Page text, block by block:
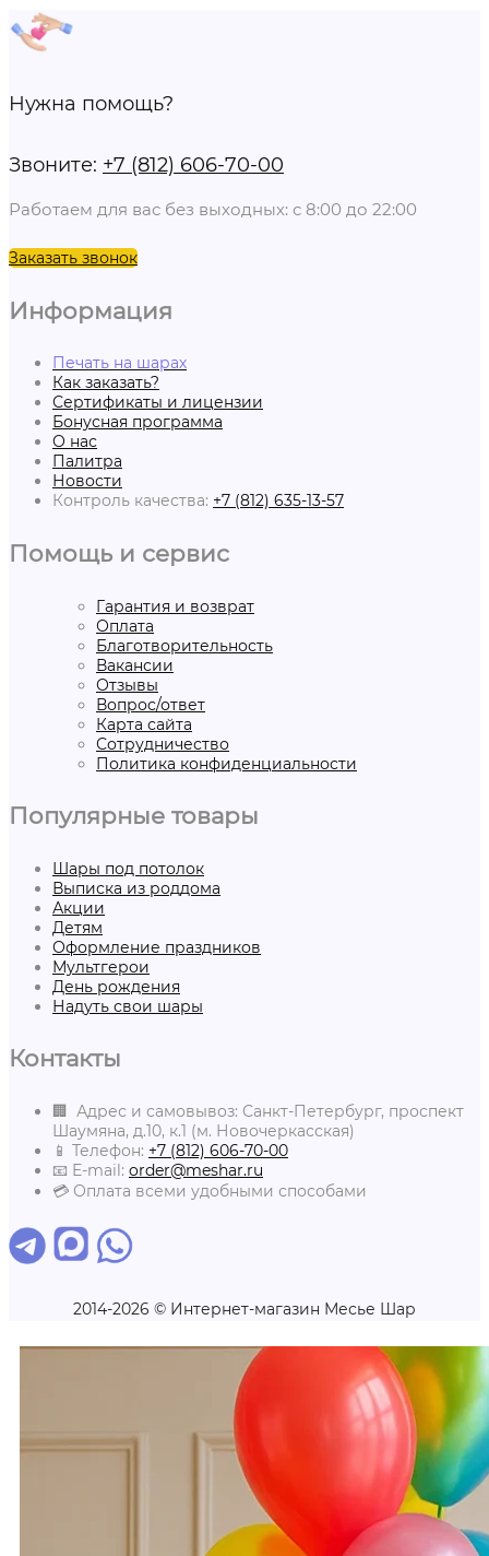
Нужна помощь?
Звоните: +7 (812) 606-70-00
Работаем для вас без выходных: с 8:00 до 22:00
Заказать звонок
Информация
Печать на шарах
Как заказать?
Сертификаты и лицензии
Бонусная программа
О нас
Палитра
Новости
Контроль качества: +7 (812) 635-13-57
Помощь и сервис
Гарантия и возврат
Оплата
Благотворительность
Вакансии
Отзывы
Вопрос/ответ
Карта сайта
Сотрудничество
Политика конфиденциальности
Популярные товары
Шары под потолок
Выписка из роддома
Акции
Детям
Оформление праздников
Мультгерои
День рождения
Надуть свои шары
Контакты
🏢 Адрес и самовывоз: Санкт-Петербург, проспект
Шаумяна, д.10, к.1 (м. Новочеркасская)
📱 Телефон: +7 (812) 606-70-00
📧 E-mail: order@meshar.ru
💳 Оплата всеми удобными способами
2014-2026 © Интернет-магазин Месье Шар